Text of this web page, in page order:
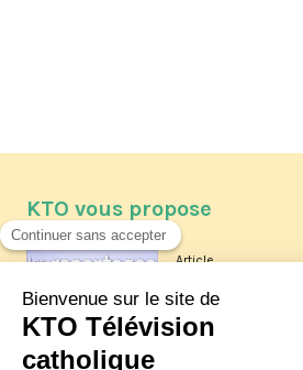
KTO vous propose
Article
Les reportages